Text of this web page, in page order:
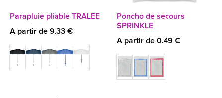
Parapluie pliable TRALEE
A partir de 9.33 €
Poncho de secours
SPRINKLE
A partir de 0.49 €